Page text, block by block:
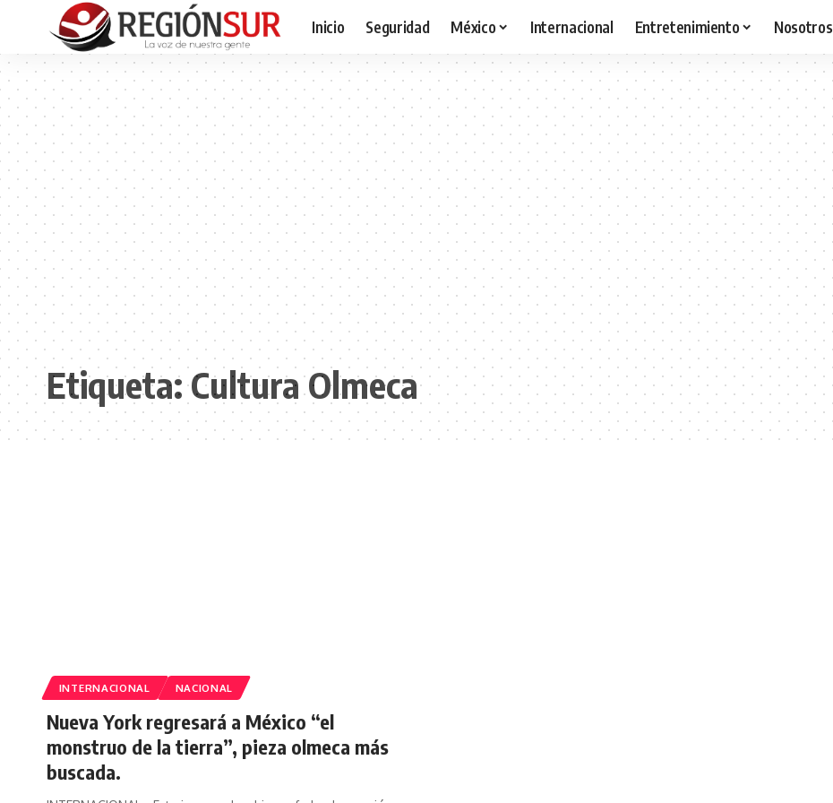
Inicio Seguridad México Internacional Entretenimiento Nosotros
Etiqueta:Cultura Olmeca
INTERNACIONAL NACIONAL
Nueva York regresará a México “el
monstruo de la tierra”, pieza olmeca más
buscada.